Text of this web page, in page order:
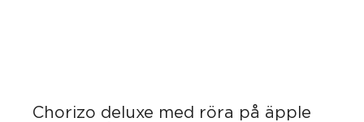
Chorizo deluxe med röra på äpple